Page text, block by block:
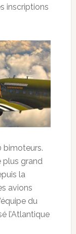
inscriptions
bimoteurs.
plus grand
la
avions
du
l’Atlantique